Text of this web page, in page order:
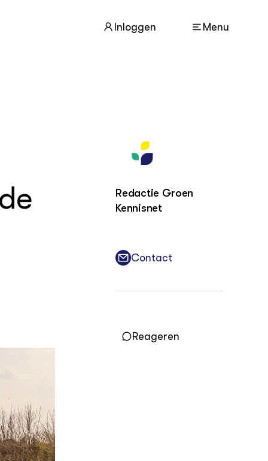
Inloggen Menu
Columns & Blogs
Wiki Groen Kennisnet
ENGLISH
Search the Knowledge base
Redactie Groen
Kennisnet
Contact
Reageren